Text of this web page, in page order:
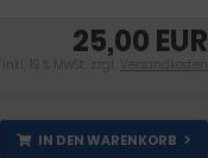
25,00 EUR
inkl. 19 % MwSt. zzgl. Versandkosten
IN DEN WARENKORB